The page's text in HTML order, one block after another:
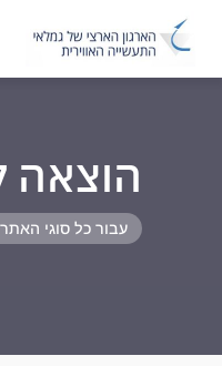
הוצאה
עבור כל סוגי